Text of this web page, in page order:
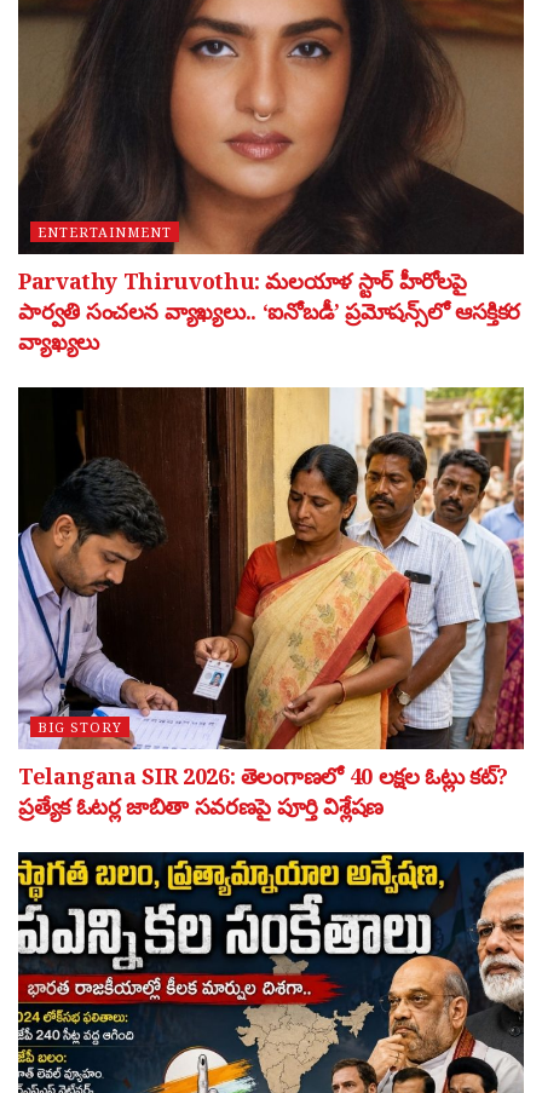
ENTERTAINMENT
Parvathy Thiruvothu: మలయాళ స్టార్ హీరోలపై
పార్వతి సంచలన వ్యాఖ్యలు.. ‘ఐనోబడీ’ ప్రమోషన్స్‌లో ఆసక్తికర
వ్యాఖ్యలు
BIG STORY
Telangana SIR 2026: తెలంగాణలో 40 లక్షల ఓట్లు కట్?
ప్రత్యేక ఓటర్ల జాబితా సవరణపై పూర్తి విశ్లేషణ